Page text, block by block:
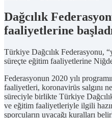
Dağcılık
faaliyetlerine
Türkiye Dağcılık Federasyonu,
süreçte eğitim faaliyetlerine
Federasyonun 2020 yılı
faaliyetleri, koronavirüs salgını
süreciyle birlikte Türkiye
ve eğitim faaliyetleriyle ilgili
sporcuların uyacağı kuralları